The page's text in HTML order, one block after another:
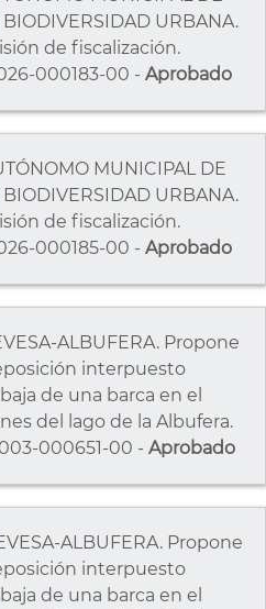
BIODIVERSIDAD URBANA.
de fiscalización.
000183-00 - Aprobado
MUNICIPAL DE
BIODIVERSIDAD URBANA.
de fiscalización.
000185-00 - Aprobado
ALBUFERA. Propone
interpuesto
de una barca en el
del lago de la Albufera.
000651-00 - Aprobado
ALBUFERA. Propone
interpuesto
de una barca en el